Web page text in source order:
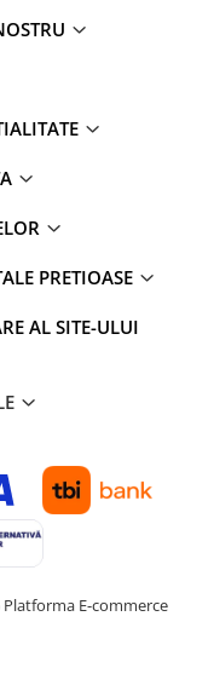
PRETIOASE
AL SITE-ULUI
Platforma E-commerce